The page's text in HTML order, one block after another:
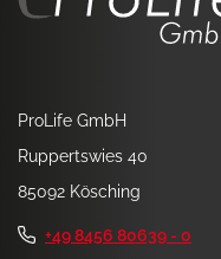
ProLife GmbH
Ruppertswies 40
85092 Kösching
+49 8456 80639 - 0